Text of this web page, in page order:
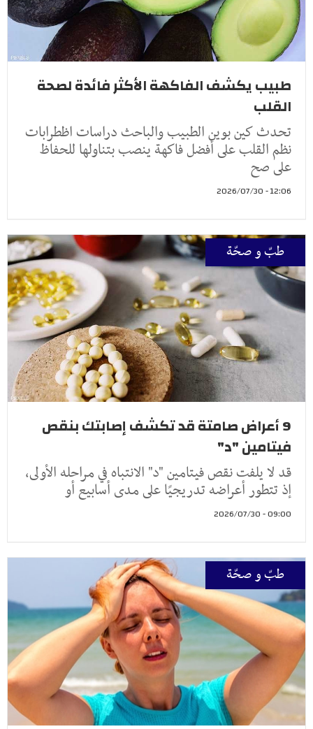
طبيب يكشف الفاكهة الأكثر فائدة لصحة
القلب
تحدث كين بوين الطبيب والباحث دراسات اظطرابات
نظم القلب على أفضل فاكهة ينصب بتناولها للحفاظ
على صح
12:06 - 2026/07/30
طبّ و صحّة
9 أعراض صامتة قد تكشف إصابتك بنقص
فيتامين "د"
قد لا يلفت نقص فيتامين "د" الانتباه في مراحله الأولى،
إذ تتطور أعراضه تدريجيًا على مدى أسابيع أو
09:00 - 2026/07/30
طبّ و صحّة